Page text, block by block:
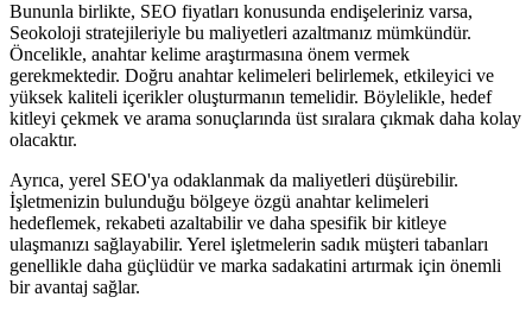
Bununla birlikte, SEO fiyatları konusunda endişeleriniz varsa,
Seokoloji stratejileriyle bu maliyetleri azaltmanız mümkündür.
Öncelikle, anahtar kelime araştırmasına önem vermek
gerekmektedir. Doğru anahtar kelimeleri belirlemek, etkileyici ve
yüksek kaliteli içerikler oluşturmanın temelidir. Böylelikle, hedef
kitleyi çekmek ve arama sonuçlarında üst sıralara çıkmak daha kolay
olacaktır.
Ayrıca, yerel SEO'ya odaklanmak da maliyetleri düşürebilir.
İşletmenizin bulunduğu bölgeye özgü anahtar kelimeleri
hedeflemek, rekabeti azaltabilir ve daha spesifik bir kitleye
ulaşmanızı sağlayabilir. Yerel işletmelerin sadık müşteri tabanları
genellikle daha güçlüdür ve marka sadakatini artırmak için önemli
bir avantaj sağlar.